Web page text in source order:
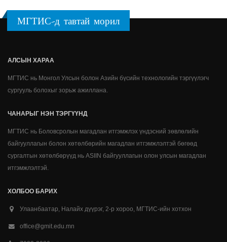
МГТИС-д тавтай морил
АЛСЫН ХАРАА
МГТИС нь Монгол Улсын болон Азийн бүсийн технологийн тэргүүлэгч
сургууль болохыг зорьж ажиллана.
ЧАНАРЫГ НЭН ТЭРГҮҮНД
МГТИС нь Боловсролын магадлан итгэмжлэх үндэсний зөвлөлийн
байгууллагын болон хөтөлбөрийн магадлан итгэмжлэлтэй бөгөөд
сургалтын хөтөлбөрүүд нь ASIIN байгууллагын олон улсын магадлан
итгэмжлэлтэй.
ХОЛБОО БАРИХ
Улаанбаатар, Налайх дүүрэг, 2-р хороо, МГТИС-ийн хотхон
office@gmit.edu.mn